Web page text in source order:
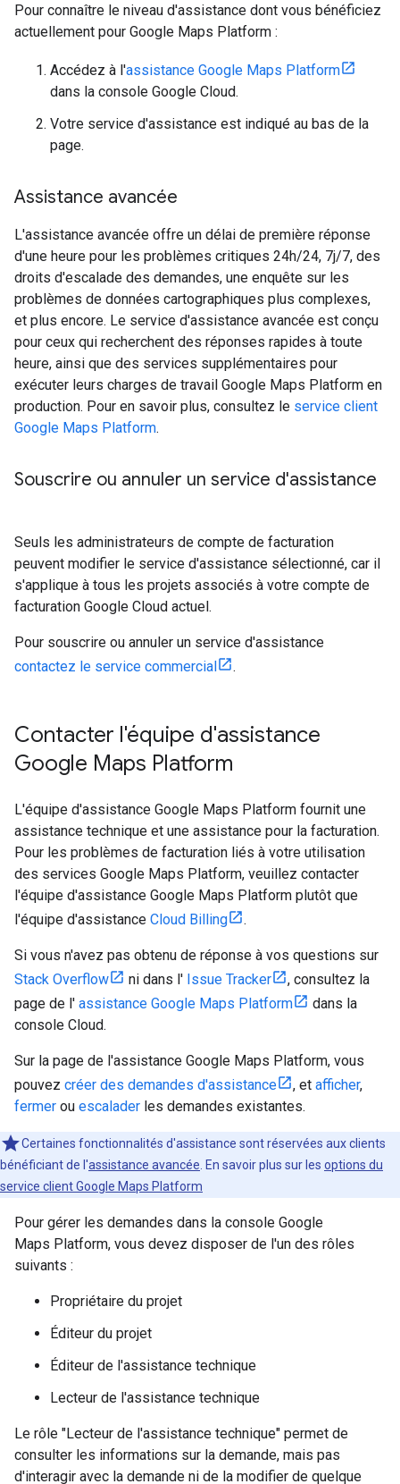
Pour connaître le niveau d'assistance dont vous bénéficiez
actuellement pour Google Maps Platform :
Accédez à l'assistance Google Maps Platform
dans la console Google Cloud.
Votre service d'assistance est indiqué au bas de la
page.
Assistance avancée
L'assistance avancée offre un délai de première réponse
d'une heure pour les problèmes critiques 24h/24, 7j/7, des
droits d'escalade des demandes, une enquête sur les
problèmes de données cartographiques plus complexes,
et plus encore. Le service d'assistance avancée est conçu
pour ceux qui recherchent des réponses rapides à toute
heure, ainsi que des services supplémentaires pour
exécuter leurs charges de travail Google Maps Platform en
production. Pour en savoir plus, consultez le service client
Google Maps Platform.
Souscrire ou annuler un service d'assistance
Seuls les administrateurs de compte de facturation
peuvent modifier le service d'assistance sélectionné, car il
s'applique à tous les projets associés à votre compte de
facturation Google Cloud actuel.
Pour souscrire ou annuler un service d'assistance
contactez le service commercial
.
Contacter l'équipe d'assistance
Google Maps Platform
L'équipe d'assistance Google Maps Platform fournit une
assistance technique et une assistance pour la facturation.
Pour les problèmes de facturation liés à votre utilisation
des services Google Maps Platform, veuillez contacter
l'équipe d'assistance Google Maps Platform plutôt que
l'équipe d'assistance Cloud Billing .
Si vous n'avez pas obtenu de réponse à vos questions sur
Stack Overflow
ni dans l' Issue Tracker
, consultez la
page de l' assistance Google Maps Platform
dans la
console Cloud.
Sur la page de l'assistance Google Maps Platform, vous
pouvez créer des demandes d'assistance , et afficher,
fermer ou escalader les demandes existantes.
Certaines fonctionnalités d'assistance sont réservées aux clients
bénéficiant de l'assistance avancée . En savoir plus sur les options du
service client Google Maps Platform
Pour gérer les demandes dans la console Google
Maps Platform, vous devez disposer de l'un des rôles
suivants :
Propriétaire du projet
Éditeur du projet
Éditeur de l'assistance technique
Lecteur de l'assistance technique
Le rôle "Lecteur de l'assistance technique" permet de
consulter les informations sur la demande, mais pas
d'interagir avec la demande ni de la modifier de quelque